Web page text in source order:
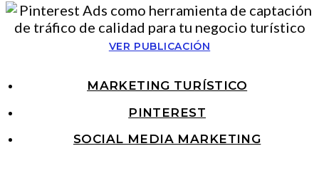
VER PUBLICACIÓN
MARKETING TURÍSTICO
PINTEREST
SOCIAL MEDIA MARKETING